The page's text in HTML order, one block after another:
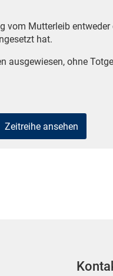
vom Mutterleib
hat.
ausgewiesen, ohne
Zeitreihe ansehen